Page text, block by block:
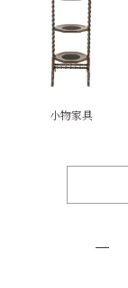
小物家具